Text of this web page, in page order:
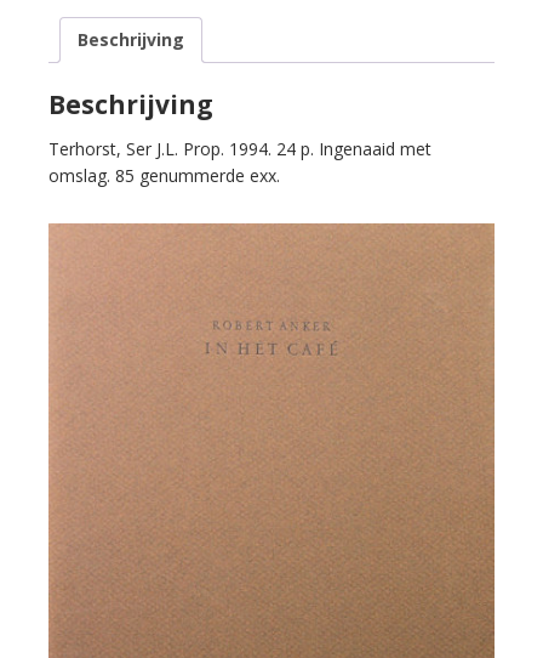
café.
aantalBeschrijving
Beschrijving
Terhorst, Ser J.L. Prop. 1994. 24 p. Ingenaaid met
omslag. 85 genummerde exx.